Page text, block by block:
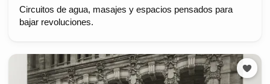
Circuitos de agua, masajes y espacios pensados para
bajar revoluciones.